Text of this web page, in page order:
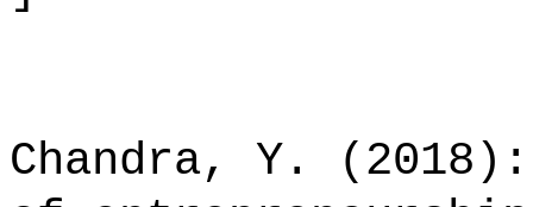
Chandra, Y.